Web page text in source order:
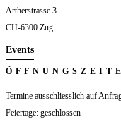
Artherstrasse 3
CH-6300 Zug
Events
Termine ausschliesslich auf
Feiertage: geschlossen